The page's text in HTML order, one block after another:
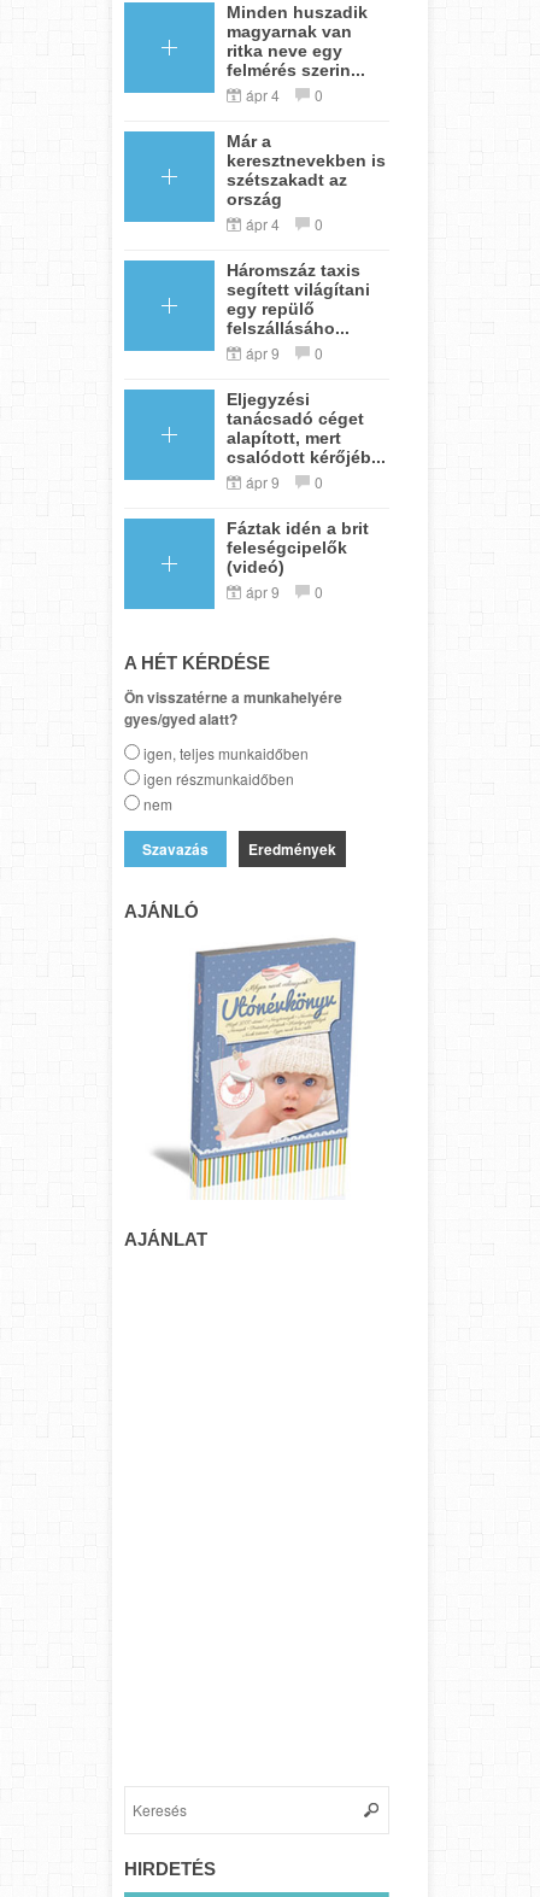
Minden huszadik
magyarnak van
ritka neve egy
felmérés szerin...
ápr 4 0
Már a
keresztnevekben is
szétszakadt az
ország
ápr 4 0
Háromszáz taxis
segített világítani
egy repülő
felszállásáho...
ápr 9 0
Eljegyzési
tanácsadó céget
alapított, mert
csalódott kérőjéb...
ápr 9 0
Fáztak idén a brit
feleségcipelők
(videó)
ápr 9 0
A HÉT KÉRDÉSE
Ön visszatérne a munkahelyére
gyes/gyed alatt?
igen, teljes munkaidőben
igen részmunkaidőben
nem
Eredmények
AJÁNLÓ
AJÁNLAT
HIRDETÉS